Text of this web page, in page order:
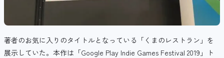
著者のお気に入りのタイトルとなっている「くまのレストラン」を
展示していた。本作は「Google Play Indie Games Festival 2019」ト